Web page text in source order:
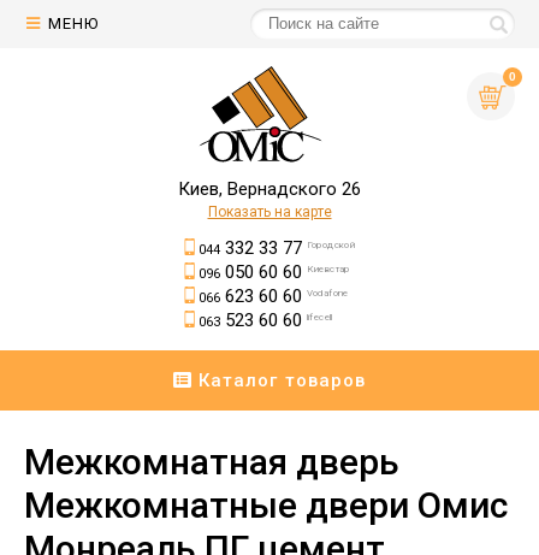
МЕНЮ
0
Киев, Вернадского 26
Показать на карте
044332 33 77 Городской
096050 60 60 Киевстар
066623 60 60 Vodafone
063523 60 60 lifecell
Каталог товаров
Межкомнатная дверь
Межкомнатные двери Омис